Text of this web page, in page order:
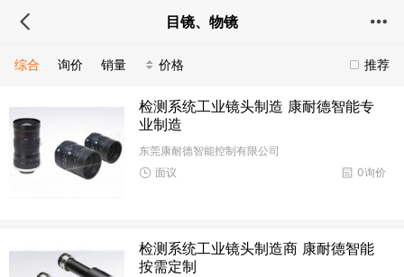
目镜、物镜
推荐
综合 询价 销量 价格
检测系统工业镜头制造 康耐德智能专
业制造
东莞康耐德智能控制有限公司
0询价
面议
检测系统工业镜头制造商 康耐德智能
按需定制